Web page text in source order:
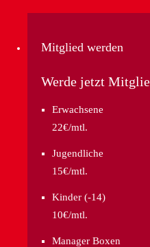
Mitglied werden
Werde jetzt
Erwachsene
22€/mtl.
Jugendliche
15€/mtl.
Kinder (-14)
10€/mtl.
Manager Boxen